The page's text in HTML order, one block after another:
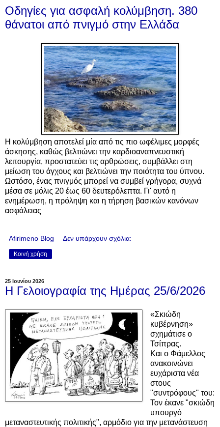
Οδηγίες για ασφαλή κολύμβηση. 380
θάνατοι από πνιγμό στην Ελλάδα
Η κολύμβηση αποτελεί μία από τις πιο ωφέλιμες μορφές
άσκησης, καθώς βελτιώνει την καρδιοαναπνευστική
λειτουργία, προστατεύει τις αρθρώσεις, συμβάλλει στη
μείωση του άγχους και βελτιώνει την ποιότητα του ύπνου.
Ωστόσο, ένας πνιγμός μπορεί να συμβεί γρήγορα, συχνά
μέσα σε μόλις 20 έως 60 δευτερόλεπτα. Γι' αυτό η
ενημέρωση, η πρόληψη και η τήρηση βασικών κανόνων
ασφάλειας
Afirimeno Blog Δεν υπάρχουν σχόλια:
Κοινή χρήση
25 Ιουνίου 2026
Η Γελοιογραφία της Ημέρας 25/6/2026
«Σκιώδη
κυβέρνηση»
σχημάτισε ο
Τσίπρας.
Και ο Φάμελλος
ανακοινώνει
ευχάριστα νέα
στους
"συντρόφους" του:
Τον έκανε "σκιώδη
υπουργό
μεταναστευτικής πολιτικής", αρμόδιο για την μετανάστευση